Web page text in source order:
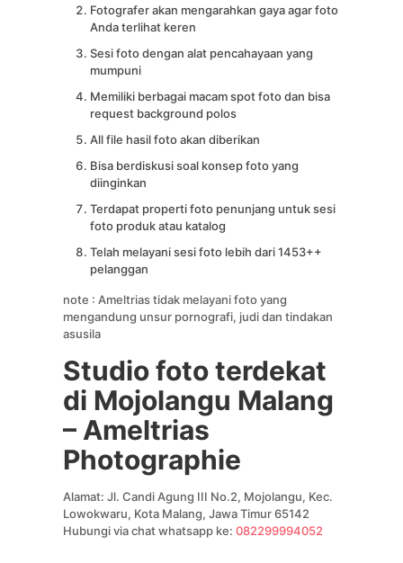
Fotografer akan mengarahkan gaya agar foto
Anda terlihat keren
Sesi foto dengan alat pencahayaan yang
mumpuni
Memiliki berbagai macam spot foto dan bisa
request background polos
All file hasil foto akan diberikan
Bisa berdiskusi soal konsep foto yang
diinginkan
Terdapat properti foto penunjang untuk sesi
foto produk atau katalog
Telah melayani sesi foto lebih dari 1453++
pelanggan
note : Ameltrias tidak melayani foto yang
mengandung unsur pornografi, judi dan tindakan
asusila
Studio foto terdekat
di Mojolangu Malang
– Ameltrias
Photographie
Alamat: Jl. Candi Agung III No.2, Mojolangu, Kec.
Lowokwaru, Kota Malang, Jawa Timur 65142
Hubungi via chat whatsapp ke: 082299994052